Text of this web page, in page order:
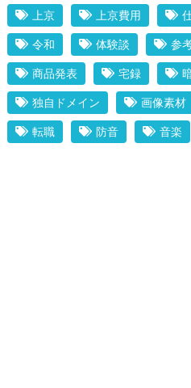
上京 上京費用
令和 体験談 参
商品発表 宅録
独自ドメイン 画像素材
転職 防音 音楽